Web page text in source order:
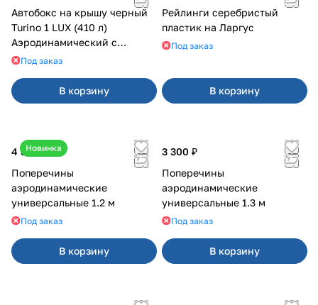
Автобокс на крышу черный
Turino 1 LUX (410 л)
Аэродинамический с
двусторонним открыванием
Под заказ
В корзину
Рейлинги серебристый
пластик на Ларгус
Под заказ
В корзину
Новинка
4 800 ₽
Поперечины
аэродинамические
универсальные 1.2 м
Под заказ
В корзину
3 300 ₽
Поперечины
аэродинамические
универсальные 1.3 м
Под заказ
В корзину